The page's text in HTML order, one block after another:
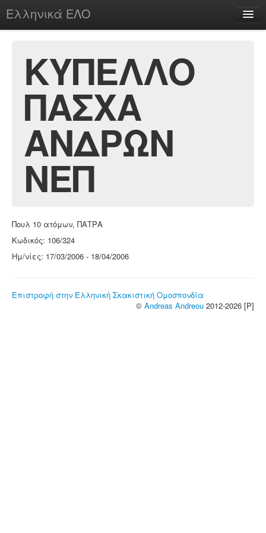
Ελληνικά ΕΛΟ
chesstu.be @ discord
Login
ΚΥΠΕΛΛΟ
ΠΑΣΧΑ
ΑΝΔΡΩΝ
ΝΕΠ
Πουλ 10 ατόμων, ΠΑΤΡΑ
Κωδικός: 106/324
Ημ/νίες: 17/03/2006 - 18/04/2006
Επιστροφή στην Ελληνική Σκακιστική Ομοσπονδία
© Andreas Andreou 2012-2026 [P]